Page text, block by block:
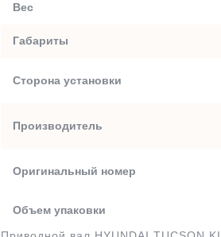
Вес
Габариты
Сторона установки
Производитель
Оригинальный номер
Объем упаковки